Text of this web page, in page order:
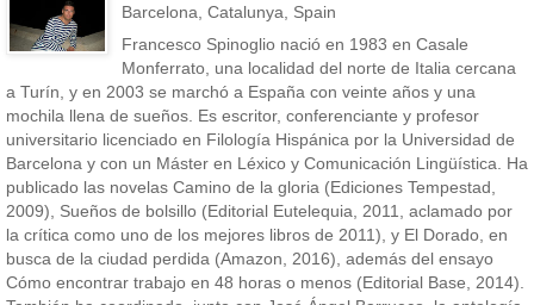
Barcelona, Catalunya, Spain
Francesco Spinoglio nació en 1983 en Casale
Monferrato, una localidad del norte de Italia cercana
a Turín, y en 2003 se marchó a España con veinte años y una
mochila llena de sueños. Es escritor, conferenciante y profesor
universitario licenciado en Filología Hispánica por la Universidad de
Barcelona y con un Máster en Léxico y Comunicación Lingüística. Ha
publicado las novelas Camino de la gloria (Ediciones Tempestad,
2009), Sueños de bolsillo (Editorial Eutelequia, 2011, aclamado por
la crítica como uno de los mejores libros de 2011), y El Dorado, en
busca de la ciudad perdida (Amazon, 2016), además del ensayo
Cómo encontrar trabajo en 48 horas o menos (Editorial Base, 2014).